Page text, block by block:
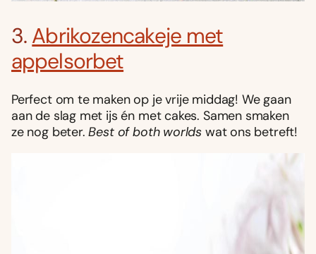
3. Abrikozencakeje met
appelsorbet
Perfect om te maken op je vrije middag! We gaan
aan de slag met ijs én met cakes. Samen smaken
ze nog beter.Best of both worlds wat ons betreft!